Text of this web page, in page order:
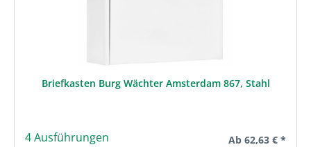
Briefkasten Burg Wächter Amsterdam 867, Stahl
4 Ausführungen Regulärer Preis:
Ab 62,63 € *